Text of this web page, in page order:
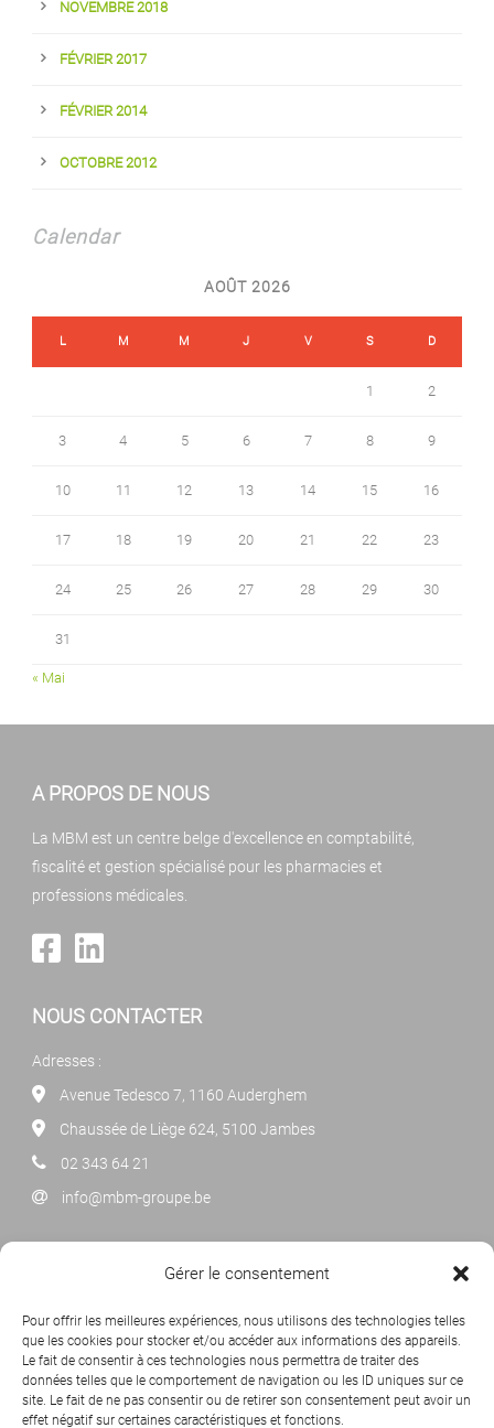
Gérer le consentement
Pour offrir les meilleures expériences, nous utilisons des technologies telles
que les cookies pour stocker et/ou accéder aux informations des appareils.
Le fait de consentir à ces technologies nous permettra de traiter des
données telles que le comportement de navigation ou les ID uniques sur ce
site. Le fait de ne pas consentir ou de retirer son consentement peut avoir un
effet négatif sur certaines caractéristiques et fonctions.
NOVEMBRE 2018
FÉVRIER 2017
FÉVRIER 2014
OCTOBRE 2012
Calendar
AOÛT 2026
L M M J V S D
1 2
3 4 5 6 7 8 9
10 11 12 13 14 15 16
17 18 19 20 21 22 23
24 25 26 27 28 29 30
31
« Mai
A PROPOS DE NOUS
La MBM est un centre belge d'excellence en comptabilité,
fiscalité et gestion spécialisé pour les pharmacies et
professions médicales.
NOUS CONTACTER
Adresses :
Avenue Tedesco 7, 1160 Auderghem
Chaussée de Liège 624, 5100 Jambes
02 343 64 21
info@mbm-groupe.be
mensuelle.